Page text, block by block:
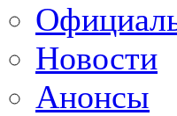
Новости
Анонсы